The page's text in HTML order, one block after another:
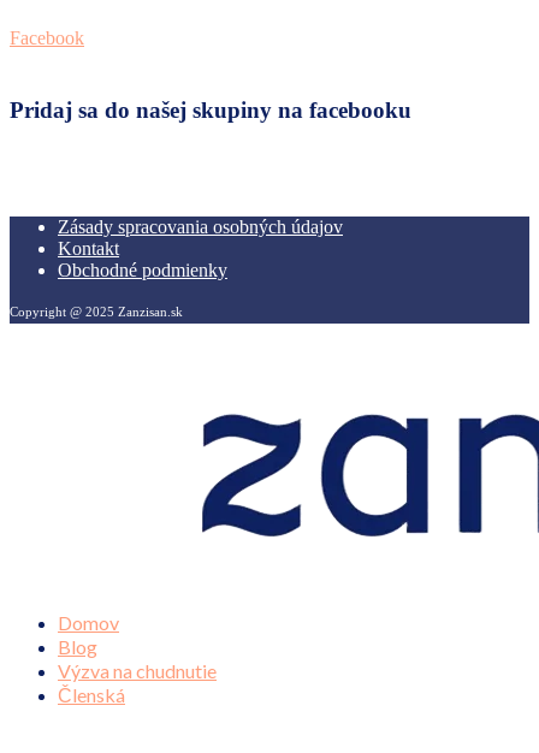
Facebook
Pridaj sa do našej skupiny na facebooku
Zásady spracovania osobných údajov
Kontakt
Obchodné podmienky
Copyright @ 2025 Zanzisan.sk
Domov
Blog
Výzva na chudnutie
Členská